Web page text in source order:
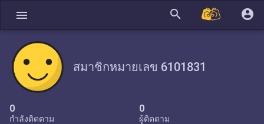
menu search account_circle
สมาชิกหมายเลข 6101831
0
กำลังติดตาม
0
ผู้ติดตาม